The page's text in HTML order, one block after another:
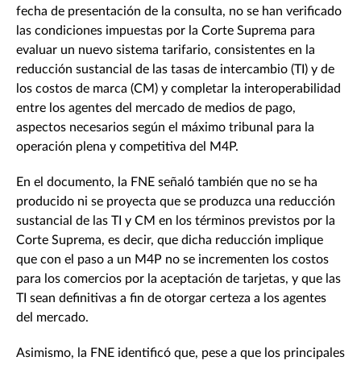
fecha de presentación de la consulta, no se han verificado
las condiciones impuestas por la Corte Suprema para
evaluar un nuevo sistema tarifario, consistentes en la
reducción sustancial de las tasas de intercambio (TI) y de
los costos de marca (CM) y completar la interoperabilidad
entre los agentes del mercado de medios de pago,
aspectos necesarios según el máximo tribunal para la
operación plena y competitiva del M4P.
En el documento, la FNE señaló también que no se ha
producido ni se proyecta que se produzca una reducción
sustancial de las TI y CM en los términos previstos por la
Corte Suprema, es decir, que dicha reducción implique
que con el paso a un M4P no se incrementen los costos
para los comercios por la aceptación de tarjetas, y que las
TI sean definitivas a fin de otorgar certeza a los agentes
del mercado.
Asimismo, la FNE identificó que, pese a que los principales